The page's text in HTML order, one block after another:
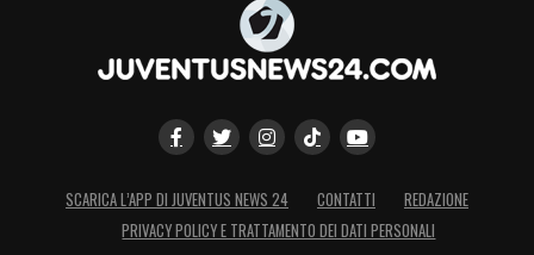
SCARICA L’APP DI JUVENTUS NEWS 24 CONTATTI
REDAZIONE
PRIVACY POLICY E TRATTAMENTO DEI DATI PERSONALI